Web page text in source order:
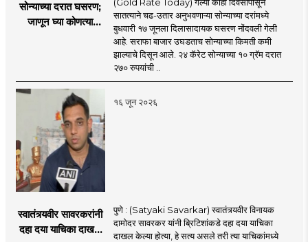
सोन्याच्या दरात घसरण;
जाणून घ्या कोणत्या
सातत्याने चढ-उतार अनुभवणाऱ्या सोन्याच्या दरांमध्ये
बुधवारी १७ जूनला दिलासादायक घसरण नोंदवली गेली
आहे. सराफा बाजार उघडताच सोन्याच्या किमती कमी
झाल्याचे दिसून आले. २४ कॅरेट सोन्याच्या १० ग्रॅम दरात
२७० रुपयांची ..
१६ जून २०२६
स्वातंत्र्यवीर सावरकरांनी
दहा दया याचिका दाखल
पुणे : (Satyaki Savarkar) स्वातंत्र्यवीर विनायक
दामोदर सावरकर यांनी ब्रिटिशांकडे दहा दया याचिका
दाखल केल्या होत्या, हे सत्य असले तरी त्या याचिकांमध्ये